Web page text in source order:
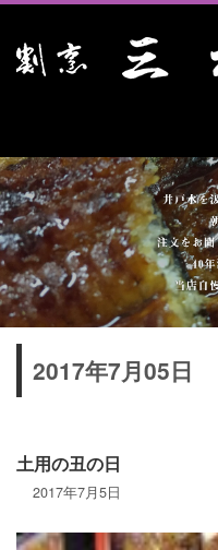
2017年7月05日
土用の丑の日
2017年7月5日